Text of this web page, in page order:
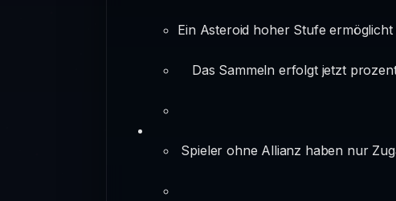
Ein Asteroid hoher Stufe
Das Sammeln erfolgt jetzt
Spieler ohne Allianz haben nur